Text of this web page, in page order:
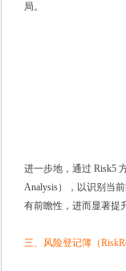
局。
进一步地，通过 Risk5
Analysis），以识别当
有前瞻性，进而显著提
三、风险登记簿（